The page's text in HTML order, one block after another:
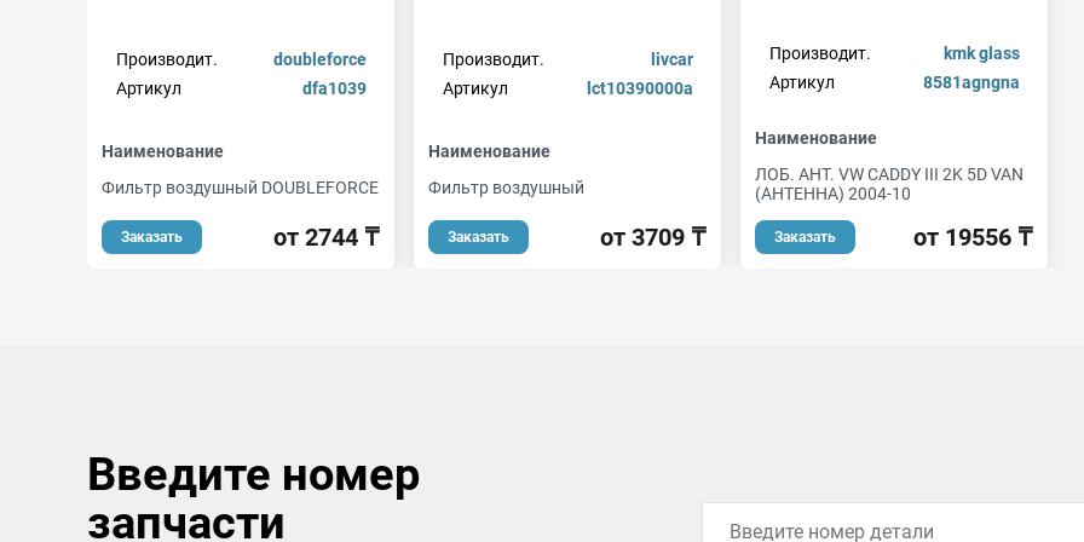
Производит.
doubleforce
Артикул
dfa1039
Наименование
Фильтр воздушный DOUBLEFORCE
Заказать от 2744 ₸
Производит.
livcar
Артикул
lct10390000a
Наименование
Фильтр воздушный
Заказать от 3709 ₸
Производит.
kmk glass
Артикул
8581agngna
Наименование
ЛОБ. АНТ. VW CADDY III 2K 5D VAN
(АНТЕННА) 2004-10
Заказать от 19556 ₸
Введите номер
запчасти